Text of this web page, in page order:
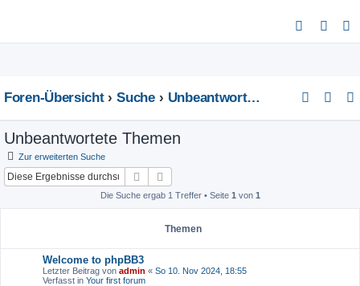
u
e
Foren-Übersicht Suche Unbeantwortete Themen
Unbeantwortete Themen
Zur erweiterten Suche
Suche
Die Suche ergab 1 Treffer • Seite 1 von 1
Themen
Welcome to phpBB3
Letzter Beitrag von admin « So 10. Nov 2024, 18:55
Verfasst in Your first forum